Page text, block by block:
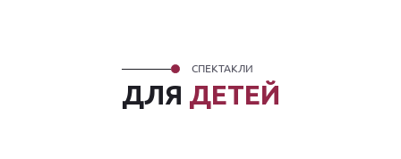
ДЛЯ ДЕТЕЙ
СПЕКТАКЛИ